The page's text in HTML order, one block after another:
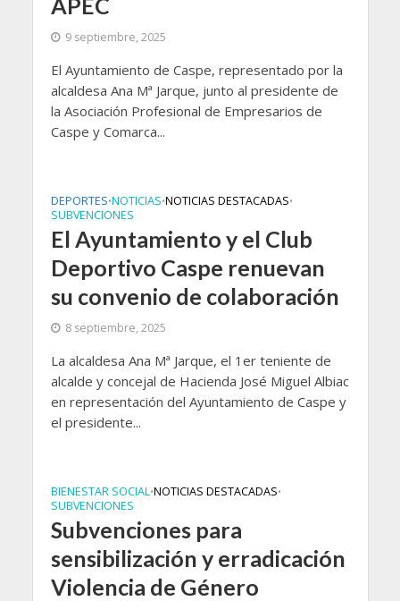
9 septiembre, 2025
El Ayuntamiento de Caspe, representado por la
alcaldesa Ana Mª Jarque, junto al presidente de
la Asociación Profesional de Empresarios de
Caspe y Comarca...
DEPORTES•NOTICIAS•NOTICIAS DESTACADAS•
SUBVENCIONES
El Ayuntamiento y el Club
Deportivo Caspe renuevan
su convenio de colaboración
8 septiembre, 2025
La alcaldesa Ana Mª Jarque, el 1er teniente de
alcalde y concejal de Hacienda José Miguel Albiac
en representación del Ayuntamiento de Caspe y
el presidente...
BIENESTAR SOCIAL•NOTICIAS DESTACADAS•
SUBVENCIONES
Subvenciones para
sensibilización y erradicación
Violencia de Género